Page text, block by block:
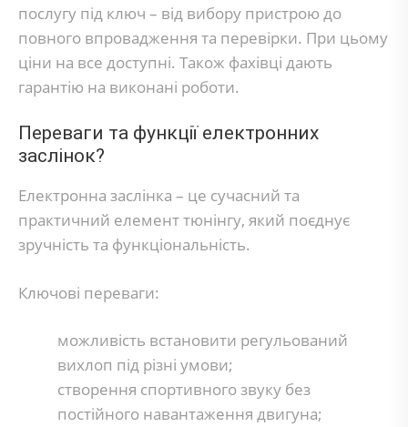
послугу під ключ – від вибору пристрою до
повного впровадження та перевірки. При цьому
ціни на все доступні. Також фахівці дають
гарантію на виконані роботи.
Переваги та функції електронних
заслінок?
Електронна заслінка – це сучасний та
практичний елемент тюнінгу, який поєднує
зручність та функціональність.
Ключові переваги:
можливість встановити регульований
вихлоп під різні умови;
створення спортивного звуку без
постійного навантаження двигуна;